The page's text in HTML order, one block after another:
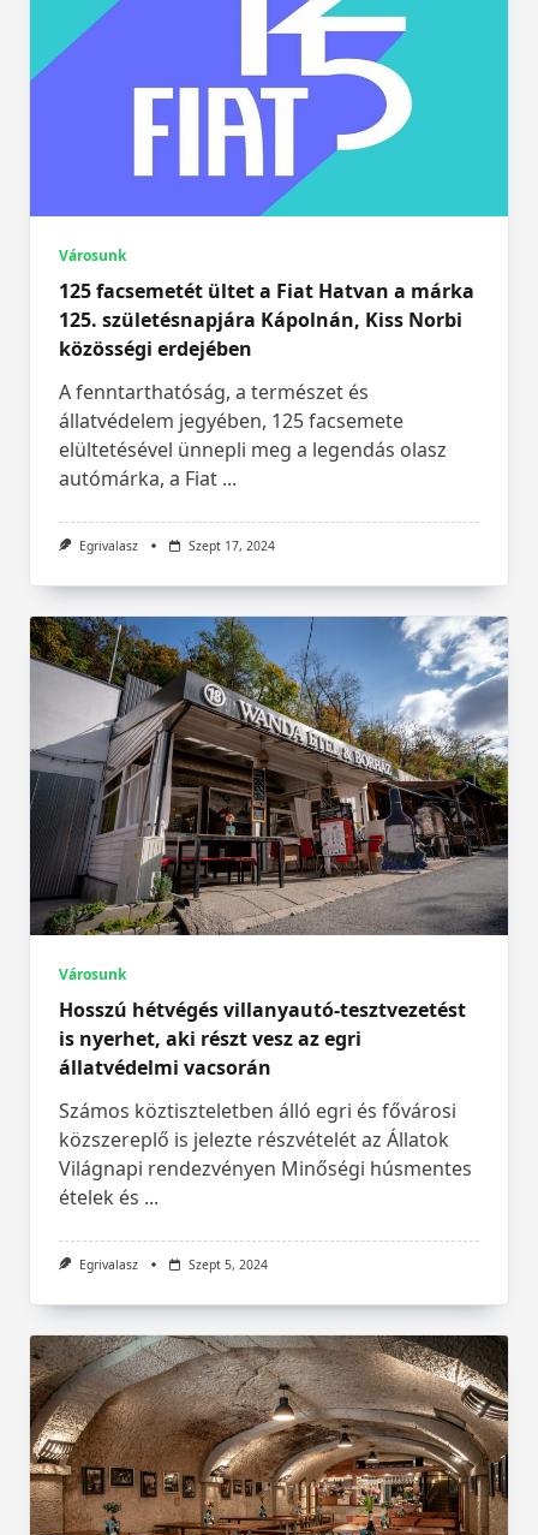
Városunk
125 facsemetét ültet a Fiat Hatvan a márka
125. születésnapjára Kápolnán, Kiss Norbi
közösségi erdejében
A fenntarthatóság, a természet és
állatvédelem jegyében, 125 facsemete
elültetésével ünnepli meg a legendás olasz
autómárka, a Fiat ...
Egrivalasz Szept 17, 2024
Városunk
Hosszú hétvégés villanyautó-tesztvezetést
is nyerhet, aki részt vesz az egri
állatvédelmi vacsorán
Számos köztiszteletben álló egri és fővárosi
közszereplő is jelezte részvételét az Állatok
Világnapi rendezvényen Minőségi húsmentes
ételek és ...
Egrivalasz Szept 5, 2024